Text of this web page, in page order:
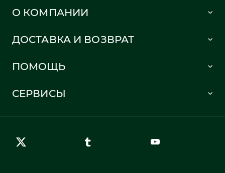
О КОМПАНИИ
Политика в отношении обработки персональных данных
ДОСТАВКА И ВОЗВРАТ
Информация о доставке
Правила возврата
ПОМОЩЬ
Карта сайта
СЕРВИСЫ